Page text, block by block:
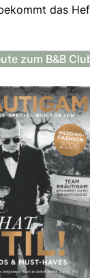
das
zum B&B